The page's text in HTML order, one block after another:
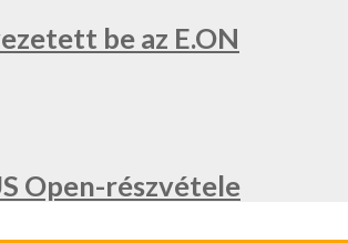
be az E.ON
Open-részvétele